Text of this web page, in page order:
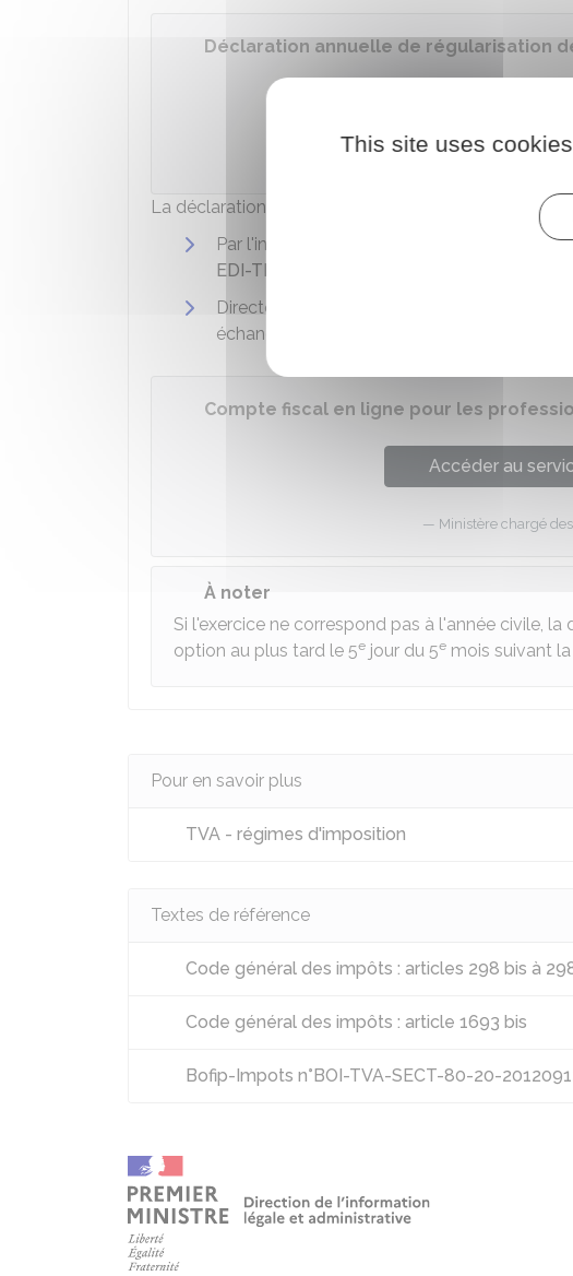
Déclaration annuelle de régularisation
Ministère chargé
La déclaration est à effectuer de l'une des manières
Par l'intermédiaire d'un partenaire EDI
EDI-TDFC
Directement à partir de votre espace
échange de formulaire informatisé ou EFI)
Compte fiscal en ligne pour les
Accéder au
Ministère chargé
À noter
Si l'exercice ne correspond pas à l'année civile,
option au plus tard le 5e jour du 5e mois suivant
Pour en savoir plus
TVA - régimes d'imposition
Textes de référence
Code général des impôts : articles 298 bis à
Code général des impôts : article 1693 bis
Bofip-Impots n°BOI-TVA-SECT-80-20-
This site uses